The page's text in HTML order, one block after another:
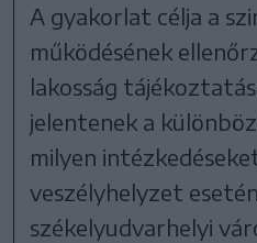
A gyakorlat célja a
működésének
lakosság
jelentenek a
milyen
veszélyhelyzet
székelyudvarhelyi